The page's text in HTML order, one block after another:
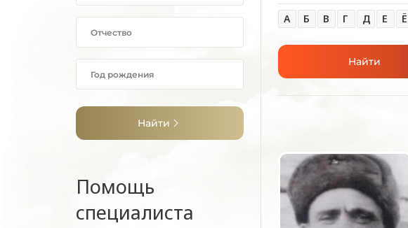
Найти
Помощь
специалиста
А Б В Г Д Е Ё
Найти